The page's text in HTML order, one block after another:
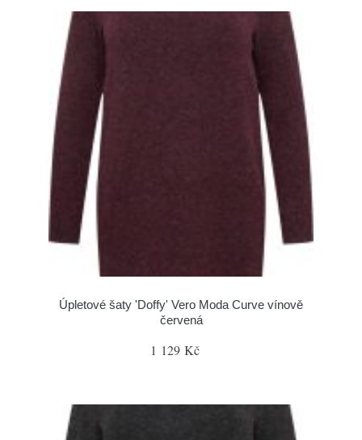
Úpletové šaty 'Doffy' Vero Moda Curve vínově
červená
1 129 Kč